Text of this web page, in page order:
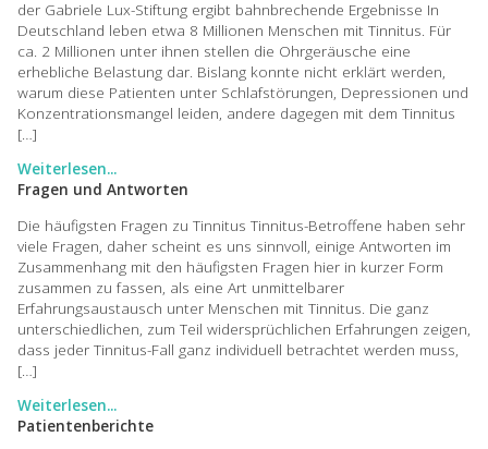
der Gabriele Lux-Stiftung ergibt bahnbrechende Ergebnisse In
Deutschland leben etwa 8 Millionen Menschen mit Tinnitus. Für
ca. 2 Millionen unter ihnen stellen die Ohrgeräusche eine
erhebliche Belastung dar. Bislang konnte nicht erklärt werden,
warum diese Patienten unter Schlafstörungen, Depressionen und
Konzentrationsmangel leiden, andere dagegen mit dem Tinnitus
[…]
Weiterlesen...
Fragen und Antworten
Die häufigsten Fragen zu Tinnitus Tinnitus-Betroffene haben sehr
viele Fragen, daher scheint es uns sinnvoll, einige Antworten im
Zusammenhang mit den häufigsten Fragen hier in kurzer Form
zusammen zu fassen, als eine Art unmittelbarer
Erfahrungsaustausch unter Menschen mit Tinnitus. Die ganz
unterschiedlichen, zum Teil widersprüchlichen Erfahrungen zeigen,
dass jeder Tinnitus-Fall ganz individuell betrachtet werden muss,
[…]
Weiterlesen...
Patientenberichte